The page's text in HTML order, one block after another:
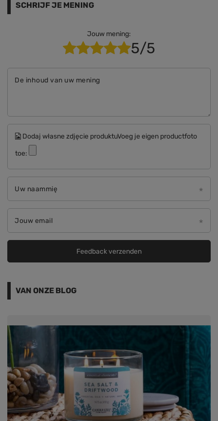
SCHRIJF JE MENING
Jouw mening:
5/5
De inhoud van uw mening
Dodaj własne zdjęcie produktuVoeg je eigen productfoto
toe:
Uw naammię
Jouw email
Feedback verzenden
VAN ONZE BLOG